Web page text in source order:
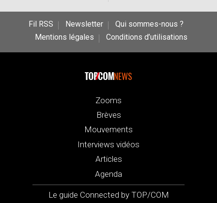
Fil RSS Newsletter
Qui sommes-nous ?
Mentions légales
Conditions d’utilisations
NEWS
Zooms
Brèves
Mouvements
Interviews vidéos
Articles
Agenda
Le guide Connected by TOP/COM